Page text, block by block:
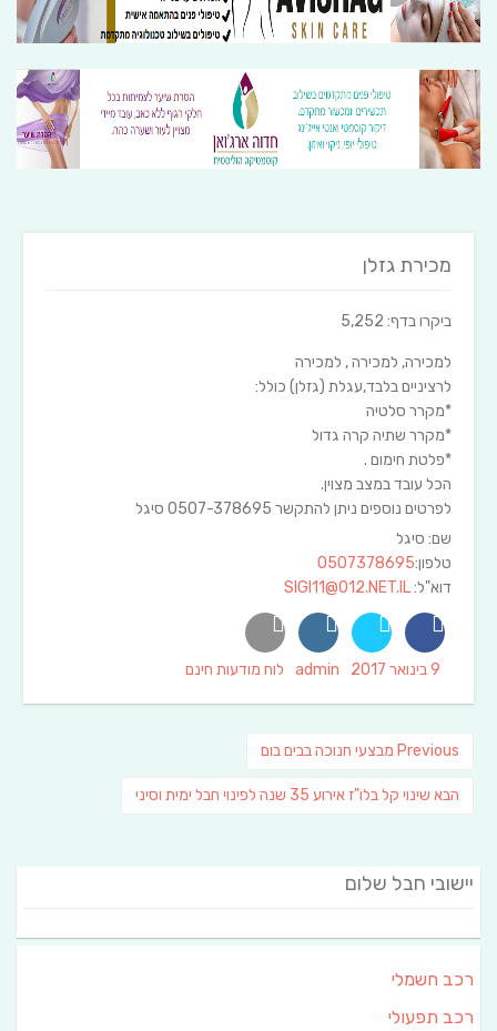
מכירת גזלן
ביקרו בדף: 5,252
למכירה, למכירה , למכירה
לרציניים בלבד,עגלת (גזלן) כולל:
*מקרר סלטיה
*מקרר שתיה קרה גדול
*פלטת חימום .
הכל עובד במצב מצוין.
לפרטים נוספים ניתן להתקשר 0507-378695 סיגל
שם: סיגל
טלפון:0507378695
דוא"ל:SIGI11@012.NET.IL
Posted
9 בינואר 2017 Author
admin
Categories
לוח מודעות חינם
Previous
Previous
מבצעי חנוכה בבים בום
הבא פוסט
שינוי קל בלו"ז אירוע 35 שנה לפינוי חבל ימית וסיני
יישובי חבל שלום
רכב חשמלי
רכב תפעולי